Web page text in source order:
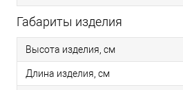
Габариты изделия
Высота изделия, см
Длина изделия, см